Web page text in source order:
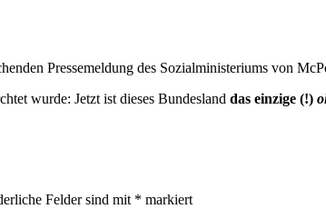
Pressemeldung des Sozialministeriums von
wurde: Jetzt ist dieses Bundesland das einzige (!)
Felder sind mit * markiert